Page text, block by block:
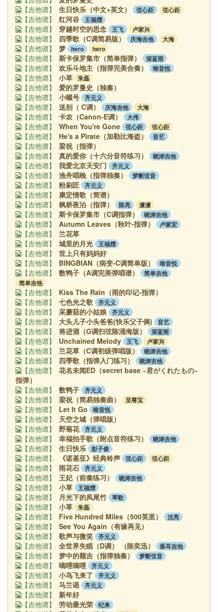
【吉他谱】 生日快乐（中文+英文） 弦心距 弦心距
【吉他谱】 红河谷 王福熠
【吉他谱】 穿越时空的思念 王飞 卢家兴
【吉他谱】 四季歌（C调简易版） 庆海吉他 大海
【吉他谱】 梦 hero hero
【吉他谱】 斯卡保罗集市（简单指弹） 深蓝雨
【吉他谱】 欢乐斗地主（指弹完美合奏） 唯音悦
【吉他谱】 小草 朱磊
【吉他谱】 爱的罗曼史（独奏）
【吉他谱】 小螺号 齐元义
【吉他谱】 送别（ C调） 庆海吉他 大海
【吉他谱】 卡农（Canon-E调） 大伟
【吉他谱】 When You're Gone 弦心距 弦心距
【吉他谱】 He's a Pirate（加勒比海盗） 音艺
【吉他谱】 梁祝（指弹）
【吉他谱】 真的爱你（十六分音符练习） 晓涛吉他
【吉他谱】 我爱北京天安门 齐元义
【吉他谱】 渔舟唱晚（指弹独奏） 梦断弦音
【吉他谱】 粉刷匠 齐元义
【吉他谱】 康定情歌（简谱）
【吉他谱】 枫桥夜泊（指弹） 陈亮 潇潇
【吉他谱】 斯卡保罗集市（C调指弹） 晓涛吉他
【吉他谱】 Autumn Leaves（秋叶-指弹） 卢家宏
【吉他谱】 兰花草
【吉他谱】 城里的月光 王福熠
【吉他谱】 世上只有妈妈好
【吉他谱】 BINGBIAN（病变-C调简单版） 唯音悦
【吉他谱】 数鸭子（A调完美弹唱谱）
简单吉他
简单吉他
【吉他谱】 Kiss The Rain（雨的印记-指弹）
【吉他谱】 七色光之歌 齐元义
【吉他谱】 采蘑菇的小姑娘 齐元义
【吉他谱】 大头儿子小头爸爸(快乐父子俩) 音艺
【吉他谱】 将进酒（G调扫弦陈涌海版） 深蓝雨
【吉他谱】 Unchained Melody 王飞 卢家兴
【吉他谱】 兰花草（C调初级弹唱版） 晓涛吉他
【吉他谱】 四季歌（指弹入门练习） 晓涛吉他
【吉他谱】
花名未闻ED（secret base ~君がくれたもの~
指弹）
【吉他谱】 数鸭子 齐元义
【吉他谱】 梁祝（简易独奏曲） 至尊宝
【吉他谱】 Let It Go 唯音悦
【吉他谱】 天空之城（弹唱版）
【吉他谱】 野菊花 齐元义
【吉他谱】 幸福拍手歌（附点音符练习） 晓涛吉他
【吉他谱】 生日快乐 彭子俊
【吉他谱】 《诺基亚》经典铃声 弦心距 弦心距
【吉他谱】 雨花石 齐元义
【吉他谱】 王妃（前奏练习） 晓涛吉他
【吉他谱】 小草 王福熠
【吉他谱】 月光下的凤尾竹 琴歌
【吉他谱】 小草 朱磊
【吉他谱】 Five Hundred Miles（500英里） 沈亮
【吉他谱】 See You Again（有缘再见）
【吉他谱】 歌声与微笑 齐元义
【吉他谱】 全世界失眠（D调） （陈奕迅） 垂耳吉他
【吉他谱】 梦中的额吉（指弹独奏） 梦断弦音
【吉他谱】 嘀哩嘀哩 齐元义
【吉他谱】 小鸟飞来了 齐元义
【吉他谱】 马兰谣 齐元义
【吉他谱】 新年好
【吉他谱】 劳动最光荣 纪来